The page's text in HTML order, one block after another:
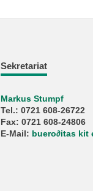
Sekretariat
Markus Stumpf
Tel.: 0721 608-26722
Fax: 0721 608-24806
E-Mail: buero∂itas kit